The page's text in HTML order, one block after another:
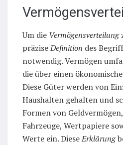
Um die Vermögensverteilung
präziseDefinition des
notwendig. Vermögen
die über einen
Diese Güter werden von
Haushalten gehalten und
Formen von
Fahrzeuge, Wertpapiere
Werte ein. DieseErklärung